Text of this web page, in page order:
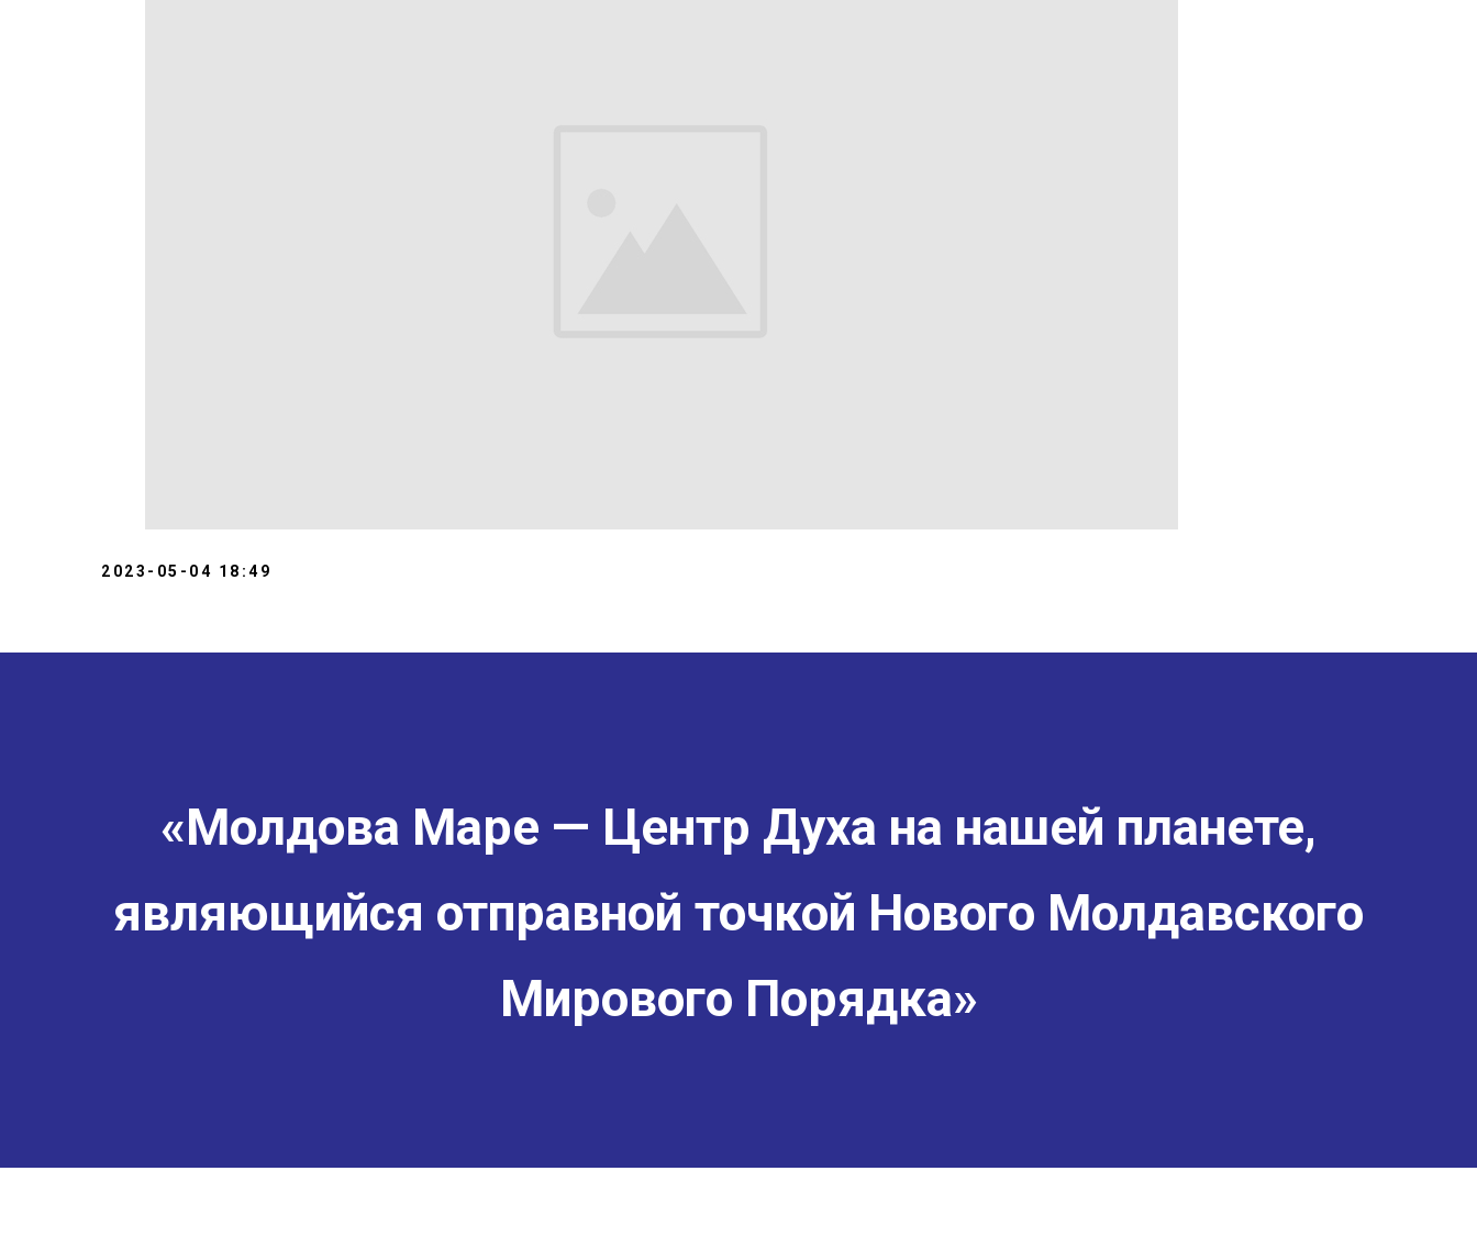
2023-05-04 18:49
«Молдова Маре — Центр Духа на нашей планете,
являющийся отправной точкой Нового Молдавского
Мирового Порядка»